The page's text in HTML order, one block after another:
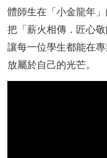
體師生在「小金龍年
把「薪火相傳．匠心
讓每一位學生都能在
放屬於自己的光芒。